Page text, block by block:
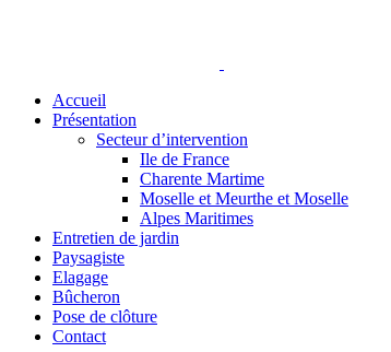
Accueil
Présentation
Secteur d’intervention
Ile de France
Charente Martime
Moselle et Meurthe et Moselle
Alpes Maritimes
Entretien de jardin
Paysagiste
Elagage
Bûcheron
Pose de clôture
Contact